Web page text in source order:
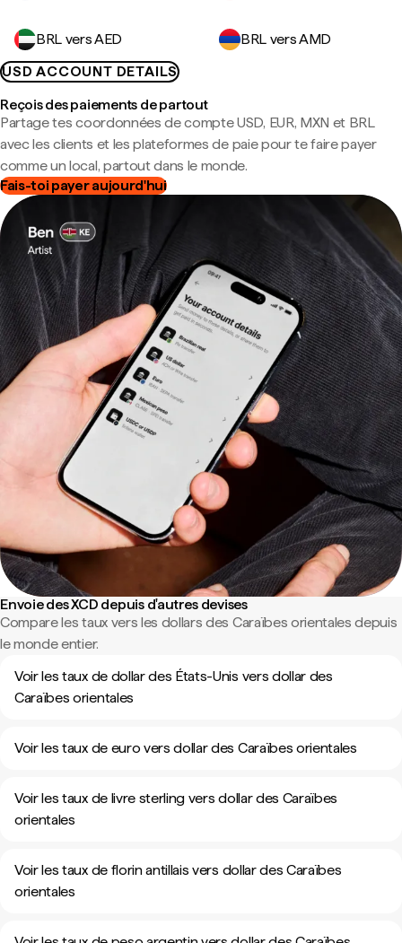
BRL vers AED
BRL vers AMD
USD ACCOUNT DETAILS
Reçois des paiements de partout
Partage tes coordonnées de compte USD, EUR, MXN et BRL
avec les clients et les plateformes de paie pour te faire payer
comme un local, partout dans le monde.
Fais-toi payer aujourd'hui
Envoie des XCD depuis d'autres devises
Compare les taux vers les dollars des Caraïbes orientales depuis
le monde entier.
Voir les taux de dollar des États-Unis vers dollar des
Caraïbes orientales
Voir les taux de euro vers dollar des Caraïbes orientales
Voir les taux de livre sterling vers dollar des Caraïbes
orientales
Voir les taux de florin antillais vers dollar des Caraïbes
orientales